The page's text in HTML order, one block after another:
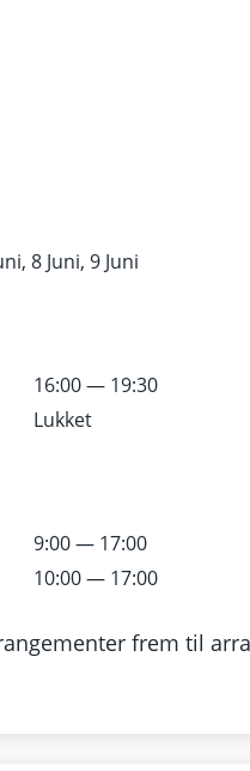
8 Juni, 9 Juni
16:00 — 19:30
Lukket
9:00 — 17:00
10:00 — 17:00
frem til